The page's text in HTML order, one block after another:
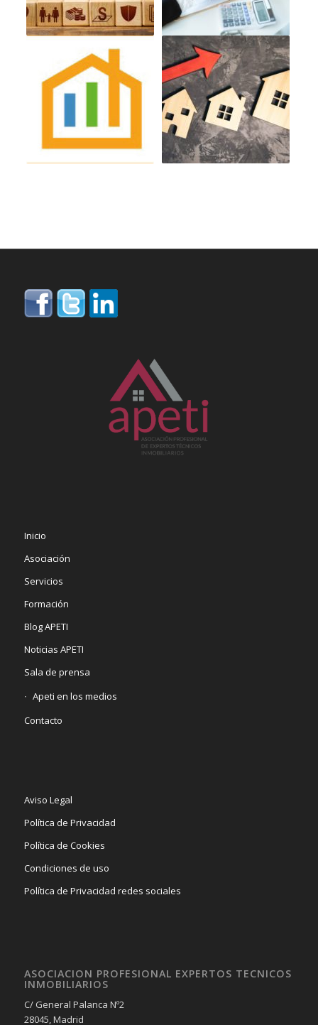
Inicio
Asociación
Servicios
Formación
Blog APETI
Noticias APETI
Sala de prensa
Apeti en los medios
Contacto
Aviso Legal
Política de Privacidad
Política de Cookies
Condiciones de uso
Política de Privacidad redes sociales
ASOCIACION PROFESIONAL EXPERTOS TECNICOS
INMOBILIARIOS
C/ General Palanca Nº2
28045, Madrid